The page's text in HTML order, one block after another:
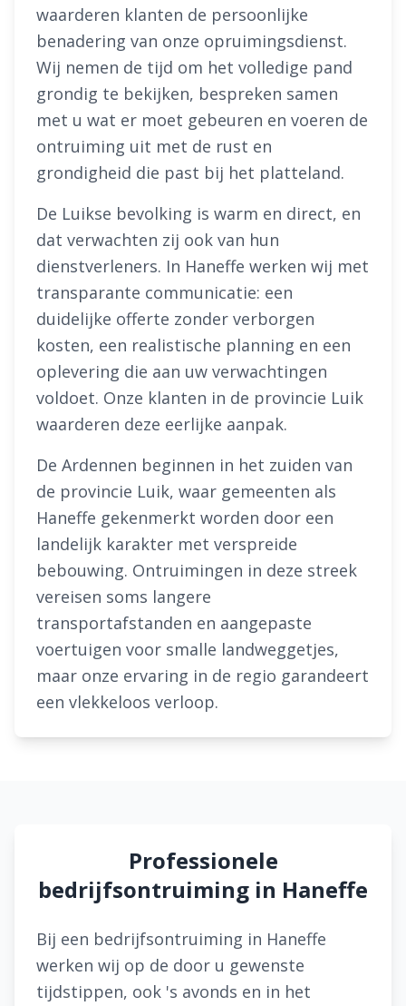
waarderen klanten de persoonlijke
benadering van onze opruimingsdienst.
Wij nemen de tijd om het volledige pand
grondig te bekijken, bespreken samen
met u wat er moet gebeuren en voeren de
ontruiming uit met de rust en
grondigheid die past bij het platteland.
De Luikse bevolking is warm en direct, en
dat verwachten zij ook van hun
dienstverleners. In Haneffe werken wij met
transparante communicatie: een
duidelijke offerte zonder verborgen
kosten, een realistische planning en een
oplevering die aan uw verwachtingen
voldoet. Onze klanten in de provincie Luik
waarderen deze eerlijke aanpak.
De Ardennen beginnen in het zuiden van
de provincie Luik, waar gemeenten als
Haneffe gekenmerkt worden door een
landelijk karakter met verspreide
bebouwing. Ontruimingen in deze streek
vereisen soms langere
transportafstanden en aangepaste
voertuigen voor smalle landweggetjes,
maar onze ervaring in de regio garandeert
een vlekkeloos verloop.
Professionele
bedrijfsontruiming in Haneffe
Bij een bedrijfsontruiming in Haneffe
werken wij op de door u gewenste
tijdstippen, ook 's avonds en in het